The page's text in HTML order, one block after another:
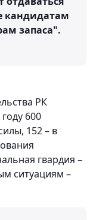
кандидатам
запаса".
РК
600
152 – в
гвардия –
ситуациям –